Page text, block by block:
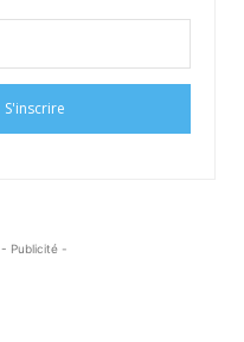
S'inscrire
- Publicité -